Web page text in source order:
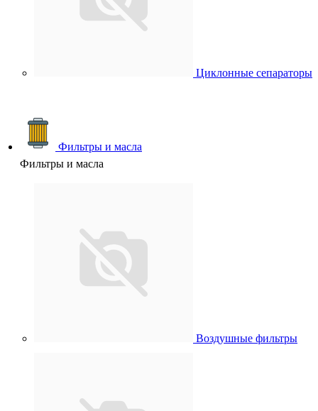
Циклонные сепараторы
Фильтры и масла
Фильтры и масла
Воздушные фильтры